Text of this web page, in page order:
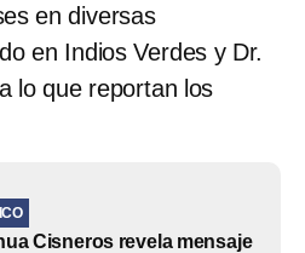
en diversas
en Indios Verdes y Dr.
lo que reportan los
Cisneros revela mensaje